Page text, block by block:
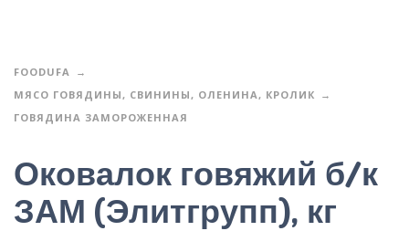
FOODUFA
МЯСО ГОВЯДИНЫ, СВИНИНЫ, ОЛЕНИНА, КРОЛИК
ГОВЯДИНА ЗАМОРОЖЕННАЯ
Оковалок говяжий б/к
ЗАМ (Элитгрупп), кг